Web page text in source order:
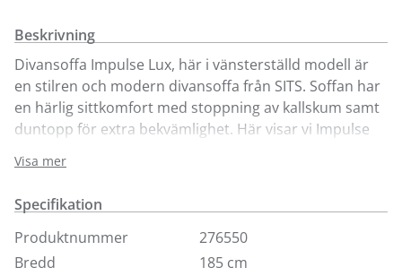
Beskrivning
Divansoffa Impulse Lux, här i vänsterställd modell är
en stilren och modern divansoffa från SITS. Soffan har
en härlig sittkomfort med stoppning av kallskum samt
duntopp för extra bekvämlighet. Här visar vi Impulse
grader), både på stommen och sitt/ryggplymåerna.
Soffan är klädd med tygklädsel som är fäst med
kardborrband (LCV ) undertill.
Visa mer
Specifikation
Produktnummer
276550
Bredd
185 cm